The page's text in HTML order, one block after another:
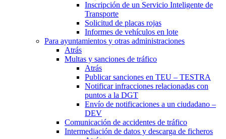
Inscripción de un Servicio Inteligente de
Transporte
Solicitud de placas rojas
Informes de vehículos en lote
Para ayuntamientos y otras administraciones
Atrás
Multas y sanciones de tráfico
Atrás
Publicar sanciones en TEU – TESTRA
Notificar infracciones relacionadas con
puntos a la DGT
Envío de notificaciones a un ciudadano –
DEV
Comunicación de accidentes de tráfico
Intermediación de datos y descarga de ficheros